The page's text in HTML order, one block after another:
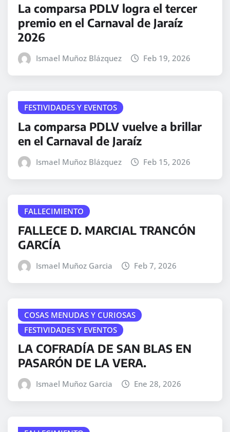
La comparsa PDLV logra el tercer
premio en el Carnaval de Jaraíz
2026
Ismael Muñoz Blázquez Feb 19, 2026
FESTIVIDADES Y EVENTOS
La comparsa PDLV vuelve a brillar
en el Carnaval de Jaraíz
Ismael Muñoz Blázquez Feb 15, 2026
FALLECIMIENTO
FALLECE D. MARCIAL TRANCÓN
GARCÍA
Ismael Muñoz Garcia Feb 7, 2026
COSAS MENUDAS Y CURIOSAS
FESTIVIDADES Y EVENTOS
LA COFRADÍA DE SAN BLAS EN
PASARÓN DE LA VERA.
Ismael Muñoz Garcia Ene 28, 2026